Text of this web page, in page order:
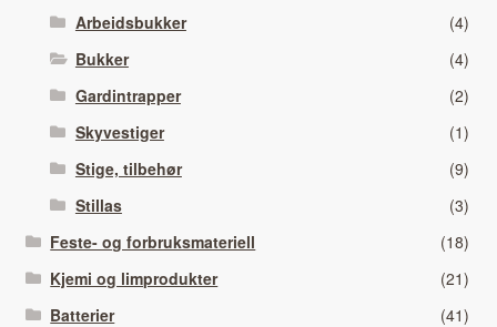
Arbeidsbukker
(4)
Bukker
(4)
Gardintrapper
(2)
Skyvestiger
(1)
Stige, tilbehør
(9)
Stillas
(3)
Feste- og forbruksmateriell
(18)
Kjemi og limprodukter
(21)
Batterier
(41)